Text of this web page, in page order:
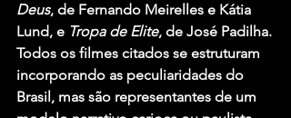
Deus, de Fernando Meirelles e Kátia
Lund, e Tropa de Elite, de José Padilha.
Todos os filmes citados se estruturam
incorporando as peculiaridades do
Brasil, mas são representantes de um